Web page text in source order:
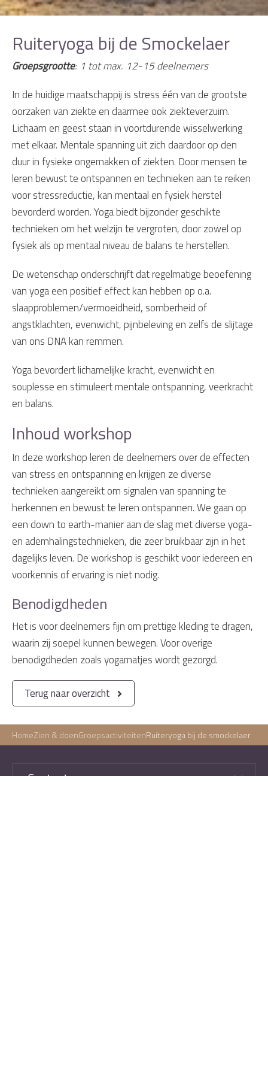
Ruiteryoga bij de Smockelaer
Groepsgrootte: 1 tot max. 12-15 deelnemers
In de huidige maatschappij is stress één van de grootste
oorzaken van ziekte en daarmee ook ziekteverzuim.
Lichaam en geest staan in voortdurende wisselwerking
met elkaar. Mentale spanning uit zich daardoor op den
duur in fysieke ongemakken of ziekten. Door mensen te
leren bewust te ontspannen en technieken aan te reiken
voor stressreductie, kan mentaal en fysiek herstel
bevorderd worden. Yoga biedt bijzonder geschikte
technieken om het welzijn te vergroten, door zowel op
fysiek als op mentaal niveau de balans te herstellen.
De wetenschap onderschrijft dat regelmatige beoefening
van yoga een positief effect kan hebben op o.a.
slaapproblemen/vermoeidheid, somberheid of
angstklachten, evenwicht, pijnbeleving en zelfs de slijtage
van ons DNA kan remmen.
Yoga bevordert lichamelijke kracht, evenwicht en
souplesse en stimuleert mentale ontspanning, veerkracht
en balans.
Inhoud workshop
In deze workshop leren de deelnemers over de effecten
van stress en ontspanning en krijgen ze diverse
technieken aangereikt om signalen van spanning te
herkennen en bewust te leren ontspannen. We gaan op
een down to earth-manier aan de slag met diverse yoga-
en ademhalingstechnieken, die zeer bruikbaar zijn in het
dagelijks leven. De workshop is geschikt voor iedereen en
voorkennis of ervaring is niet nodig.
Benodigdheden
Het is voor deelnemers fijn om prettige kleding te dragen,
waarin zij soepel kunnen bewegen. Voor overige
benodigdheden zoals yogamatjes wordt gezorgd.
Terug naar overzicht
HomeZien & doenGroepsactiviteitenRuiteryoga bij de smockelaer
Contact gegevens